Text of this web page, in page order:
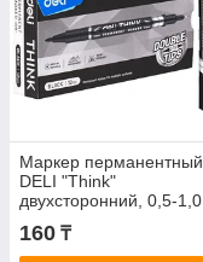
Маркер перманентный
DELI "Think"
двухсторонний, 0,5-1,0
мм, черный
160 ₸